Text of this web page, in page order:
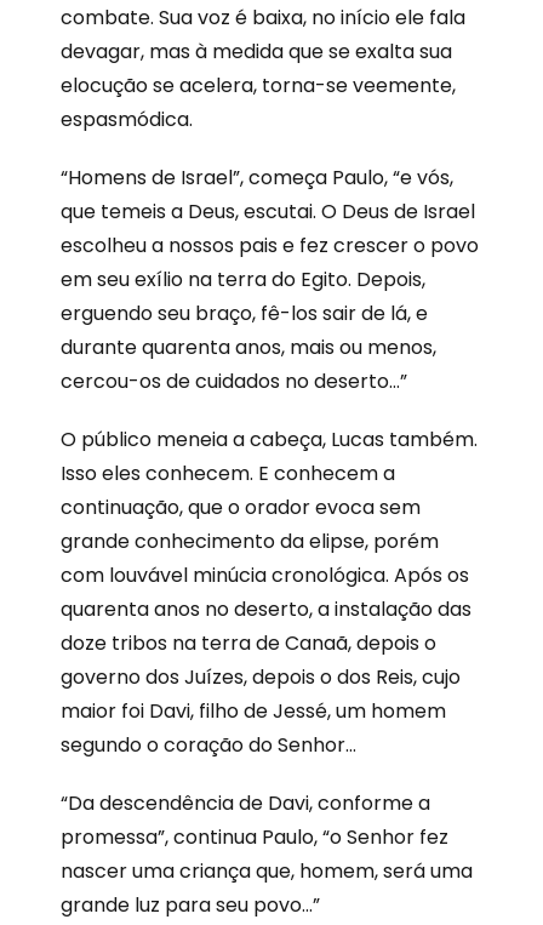
combate. Sua voz é baixa, no início ele fala
devagar, mas à medida que se exalta sua
elocução se acelera, torna-se veemente,
espasmódica.
“Homens de Israel”, começa Paulo, “e vós,
que temeis a Deus, escutai. O Deus de Israel
escolheu a nossos pais e fez crescer o povo
em seu exílio na terra do Egito. Depois,
erguendo seu braço, fê-los sair de lá, e
durante quarenta anos, mais ou menos,
cercou-os de cuidados no deserto…”
O público meneia a cabeça, Lucas também.
Isso eles conhecem. E conhecem a
continuação, que o orador evoca sem
grande conhecimento da elipse, porém
com louvável minúcia cronológica. Após os
quarenta anos no deserto, a instalação das
doze tribos na terra de Canaã, depois o
governo dos Juízes, depois o dos Reis, cujo
maior foi Davi, filho de Jessé, um homem
segundo o coração do Senhor…
“Da descendência de Davi, conforme a
promessa”, continua Paulo, “o Senhor fez
nascer uma criança que, homem, será uma
grande luz para seu povo…”